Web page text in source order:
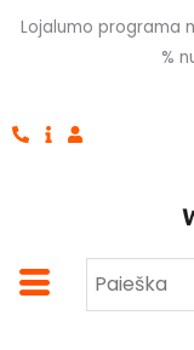
Pereiti
Lojalumo programa
%